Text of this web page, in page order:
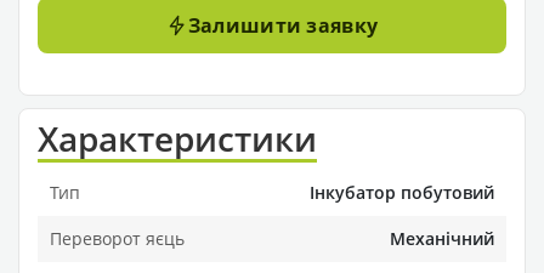
Залишити заявку
Характеристики
Тип
Інкубатор побутовий
Переворот яєць
Механічний